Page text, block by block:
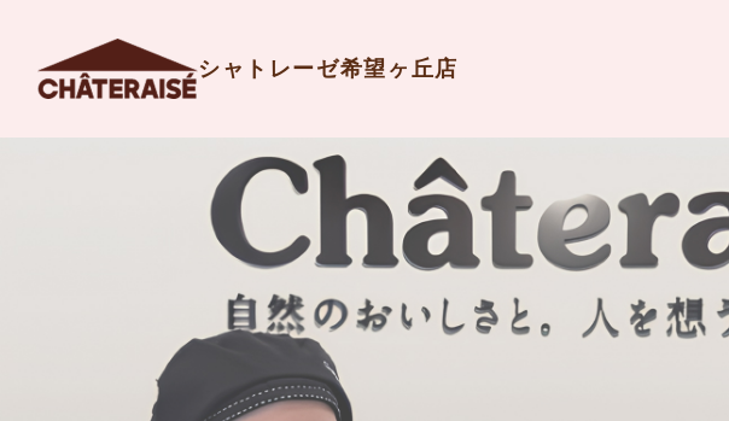
シャトレーゼ希望ヶ丘店